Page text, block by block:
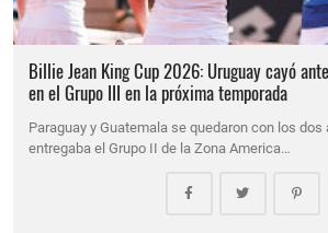
Billie Jean King Cup 2026: Uruguay cayó
en el Grupo III en la próxima temporada
Paraguay y Guatemala se quedaron con los
entregaba el Grupo II de la Zona America…